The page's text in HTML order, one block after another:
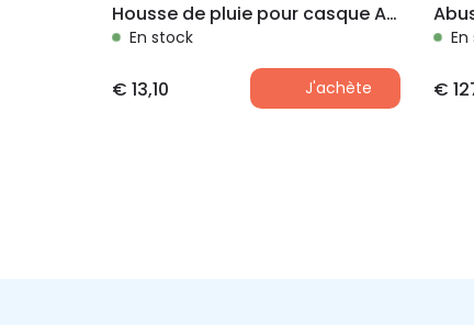
Housse de pluie pour casque Abus noir uni
En stock
€ 13,10 J'achète €